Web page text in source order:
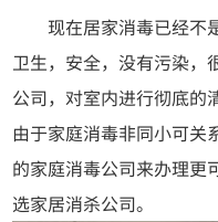
现在居家消毒已经不
卫生，安全，没有污染，
公司，对室内进行彻底的
由于家庭消毒非同小可关
的家庭消毒公司来办理更
选家居消杀公司。